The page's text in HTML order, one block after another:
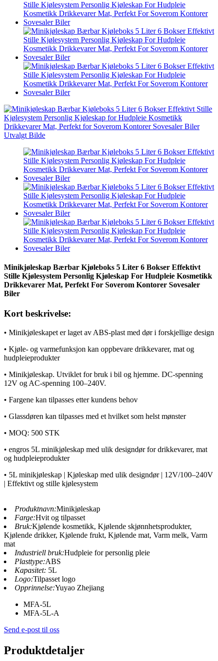
Minikjøleskap Bærbar Kjøleboks 5 Liter 6 Bokser Effektivt
Stille Kjølesystem Personlig Kjøleskap For Hudpleie Kosmetikk
Drikkevarer Mat, Perfekt For Soverom Kontorer Sovesaler
Biler
Kort beskrivelse:
• Minikjøleskapet er laget av ABS-plast med dør i forskjellige design
• Kjøle- og varmefunksjon kan oppbevare drikkevarer, mat og
hudpleieprodukter
• Minikjøleskap. Utviklet for bruk i bil og hjemme. DC-spenning
12V og AC-spenning 100–240V.
• Fargene kan tilpasses etter kundens behov
• Glassdøren kan tilpasses med et hvilket som helst mønster
• MOQ: 500 STK
• engros 5L minikjøleskap med ulik designdør for drikkevarer, mat
og hudpleieprodukter
• 5L minikjøleskap | Kjøleskap med ulik designdør | 12V/100–240V
| Effektivt og stille kjølesystem
Produktnavn:Minikjøleskap
Farge:Hvit og tilpasset
Bruk:Kjølende kosmetikk, Kjølende skjønnhetsprodukter,
Kjølende drikker, Kjølende frukt, Kjølende mat, Varm melk, Varm
mat
Industriell bruk:Hudpleie for personlig pleie
Plasttype:ABS
Kapasitet: 5L
Logo:Tilpasset logo
Opprinnelse:Yuyao Zhejiang
MFA-5L
MFA-5L-A
Send e-post til oss
Produktdetaljer